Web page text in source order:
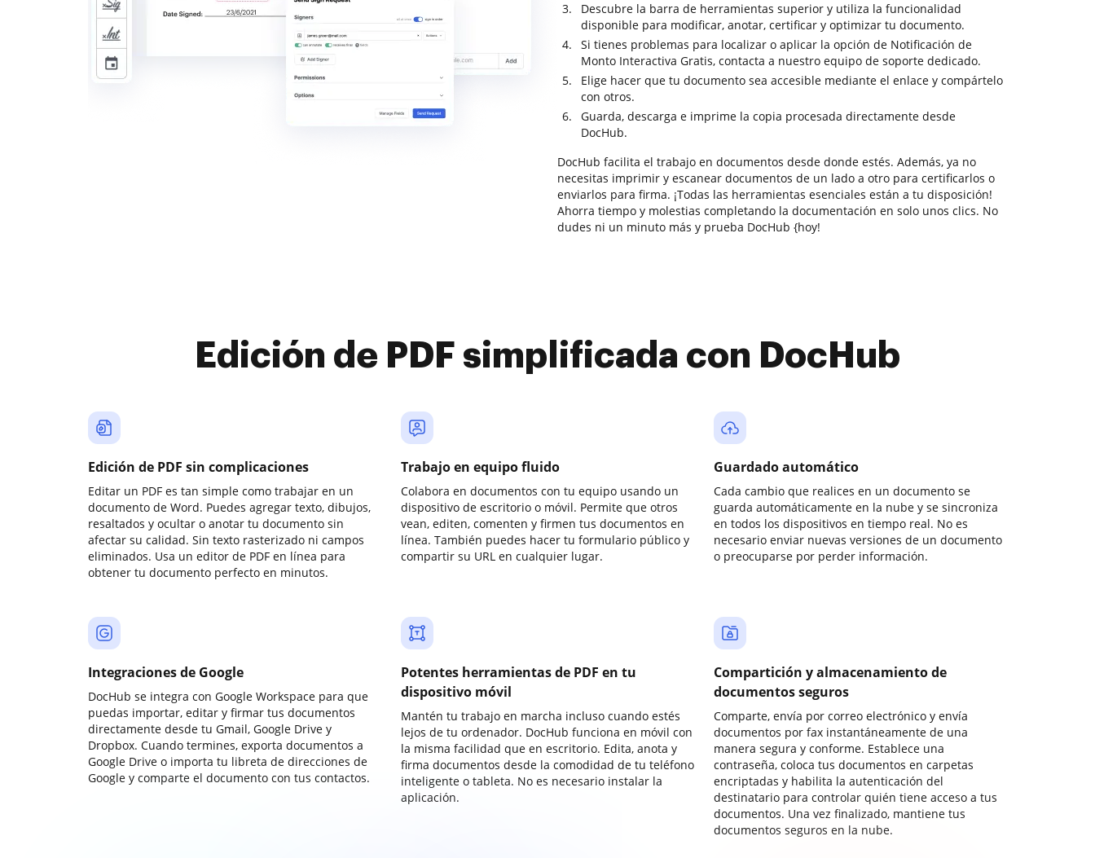
Descubre la barra de herramientas superior y utiliza la funcionalidad
disponible para modificar, anotar, certificar y optimizar tu documento.
Si tienes problemas para localizar o aplicar la opción de Notificación de
Monto Interactiva Gratis, contacta a nuestro equipo de soporte dedicado.
Elige hacer que tu documento sea accesible mediante el enlace y compártelo
con otros.
Guarda, descarga e imprime la copia procesada directamente desde
DocHub.
DocHub facilita el trabajo en documentos desde donde estés. Además, ya no
necesitas imprimir y escanear documentos de un lado a otro para certificarlos o
enviarlos para firma. ¡Todas las herramientas esenciales están a tu disposición!
Ahorra tiempo y molestias completando la documentación en solo unos clics. No
dudes ni un minuto más y prueba DocHub {hoy!
Edición de PDF simplificada con DocHub
Edición de PDF sin complicaciones
Editar un PDF es tan simple como trabajar en un
documento de Word. Puedes agregar texto, dibujos,
resaltados y ocultar o anotar tu documento sin
afectar su calidad. Sin texto rasterizado ni campos
eliminados. Usa un editor de PDF en línea para
obtener tu documento perfecto en minutos.
Trabajo en equipo fluido
Colabora en documentos con tu equipo usando un
dispositivo de escritorio o móvil. Permite que otros
vean, editen, comenten y firmen tus documentos en
línea. También puedes hacer tu formulario público y
compartir su URL en cualquier lugar.
Guardado automático
Cada cambio que realices en un documento se
guarda automáticamente en la nube y se sincroniza
en todos los dispositivos en tiempo real. No es
necesario enviar nuevas versiones de un documento
o preocuparse por perder información.
Integraciones de Google
DocHub se integra con Google Workspace para que
puedas importar, editar y firmar tus documentos
directamente desde tu Gmail, Google Drive y
Dropbox. Cuando termines, exporta documentos a
Google Drive o importa tu libreta de direcciones de
Google y comparte el documento con tus contactos.
Potentes herramientas de PDF en tu
dispositivo móvil
Mantén tu trabajo en marcha incluso cuando estés
lejos de tu ordenador. DocHub funciona en móvil con
la misma facilidad que en escritorio. Edita, anota y
firma documentos desde la comodidad de tu teléfono
inteligente o tableta. No es necesario instalar la
aplicación.
Compartición y almacenamiento de
documentos seguros
Comparte, envía por correo electrónico y envía
documentos por fax instantáneamente de una
manera segura y conforme. Establece una
contraseña, coloca tus documentos en carpetas
encriptadas y habilita la autenticación del
destinatario para controlar quién tiene acceso a tus
documentos. Una vez finalizado, mantiene tus
documentos seguros en la nube.